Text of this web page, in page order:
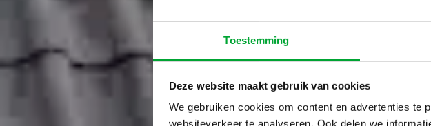
Toestemming
Deze website maakt gebruik van cookies
We gebruiken cookies om content en advertenties te
websiteverkeer te analyseren. Ook delen we